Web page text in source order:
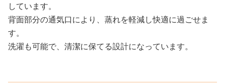
しています。
背面部分の通気口により、蒸れを軽減し快適に過ごせま
す。
洗濯も可能で、清潔に保てる設計になっています。